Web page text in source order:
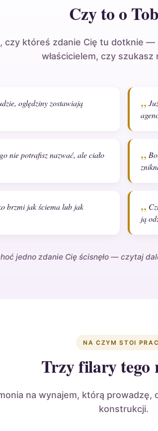
Czy to o
czy któreś zdanie Cię tu dotknie
właścicielem, czy szukasz
oględziny zostawiają
nie potrafisz nazwać, ale ciało
brzmi jak ściema lub jak
ją
jedno zdanie Cię ścisnęło — czytaj
NA CZYM STOI
Trzy filary tego
na wynajem, którą
konstrukcji.